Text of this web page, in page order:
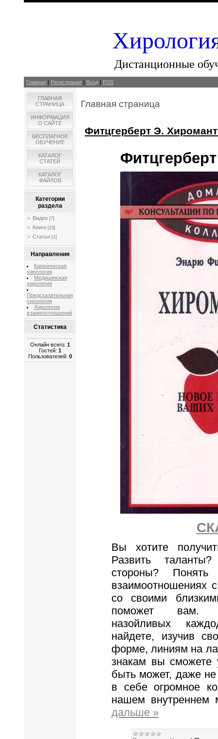
Дистанционные
Главная | Регистрация | Вход | RSS
ГЛАВНАЯ
СТРАНИЦА
ИНФОРМАЦИЯ
О САЙТЕ
БЕСПЛАТНОЕ
ОБУЧЕНИЕ
КАТАЛОГ
СТАТЕЙ
КАТАЛОГ
ФАЙЛОВ
Категории
раздела
Видео [7]
Книги [25]
Статьи [1]
Направления
Кармическая
хирология
Медицинская
хирология
Предсказательная
хирология
Хирология
взаимоотношений
Статистика
Онлайн всего: 1
Гостей: 1
Пользователей: 0
Главная страница
Фитцгерберт Э.
Вы хотите
Развить
стороны?
взаимоотношениях
со своими
поможет вам.
назойливых
найдете, изучив
форме, линиям на
знакам вы сможете
быть может, даже
в себе огромное
нашем внутреннем
дальше »